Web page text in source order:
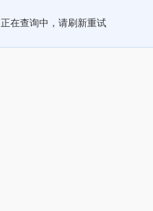
正在查询中，请刷新重试